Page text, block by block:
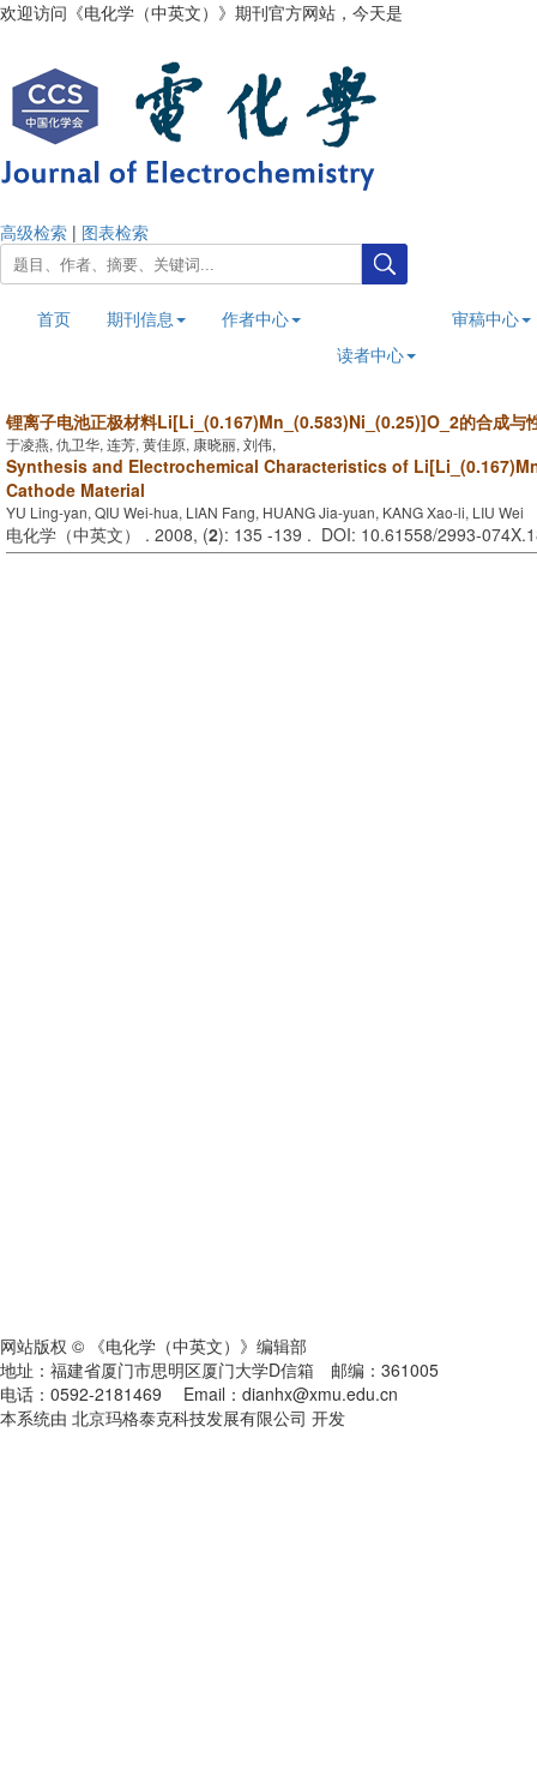
欢迎访问《电化学（中英文）》期刊官方网站，今天是
高级检索 | 图表检索
首页 期刊信息
作者中心
读者中心
审稿中心
锂离子电池正极材料Li[Li_(0.167)Mn_(0.583)Ni_(0.25)]O_2的合成与
于凌燕, 仇卫华, 连芳, 黄佳原, 康晓丽, 刘伟,
Synthesis and Electrochemical Characteristics of
Cathode Material
YU Ling-yan, QIU Wei-hua, LIAN Fang, HUANG Jia-yuan, KANG Xao-li, LIU Wei
电化学（中英文） . 2008, (2): 135 -139 . DOI: 10.61558/2993-
网站版权 © 《电化学（中英文）》编辑部
地址：福建省厦门市思明区厦门大学D信箱 邮编：361005
电话：0592-2181469 Email：dianhx@xmu.edu.cn
本系统由 北京玛格泰克科技发展有限公司 开发